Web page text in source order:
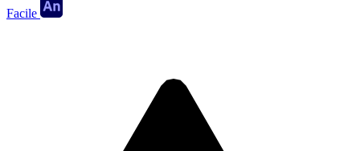
Facile